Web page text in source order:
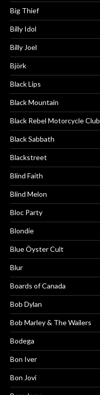
Big Thief
Billy Idol
Billy Joel
Björk
Black Lips
Black Mountain
Black Rebel Motorcycle Club
Black Sabbath
Blackstreet
Blind Faith
Blind Melon
Bloc Party
Blondie
Blue Öyster Cult
Blur
Boards of Canada
Bob Dylan
Bob Marley & The Wailers
Bodega
Bon Iver
Bon Jovi